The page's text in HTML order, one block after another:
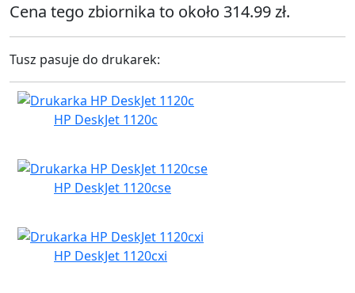
Cena tego zbiornika to około 314.99 zł.
Tusz pasuje do drukarek:
HP DeskJet 1120c
HP DeskJet 1120cse
HP DeskJet 1120cxi